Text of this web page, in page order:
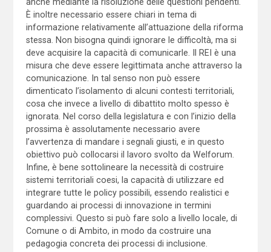
È inoltre necessario essere chiari in tema di
informazione relativamente all’attuazione della riforma
stessa. Non bisogna quindi ignorare le difficoltà, ma si
deve acquisire la capacità di comunicarle. Il REI è una
misura che deve essere legittimata anche attraverso la
comunicazione. In tal senso non può essere
dimenticato l’isolamento di alcuni contesti territoriali,
cosa che invece a livello di dibattito molto spesso è
ignorata. Nel corso della legislatura e con l’inizio della
prossima è assolutamente necessario avere
l’avvertenza di mandare i segnali giusti, e in questo
obiettivo può collocarsi il lavoro svolto da Welforum.
Infine, è bene sottolineare la necessità di costruire
sistemi territoriali coesi, la capacità di utilizzare ed
integrare tutte le policy possibili, essendo realistici e
guardando ai processi di innovazione in termini
complessivi. Questo si può fare solo a livello locale, di
Comune o di Ambito, in modo da costruire una
pedagogia concreta dei processi di inclusione.